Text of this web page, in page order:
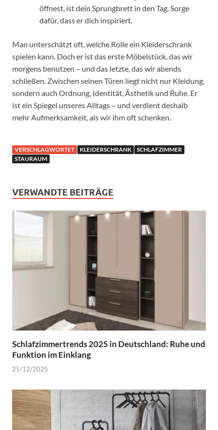
öffnest, ist dein Sprungbrett in den Tag. Sorge
dafür, dass er dich inspiriert.
Man unterschätzt oft, welche Rolle ein Kleiderschrank
spielen kann. Doch er ist das erste Möbelstück, das wir
morgens benutzen – und das letzte, das wir abends
schließen. Zwischen seinen Türen liegt nicht nur Kleidung,
sondern auch Ordnung, Identität, Ästhetik und Ruhe. Er
ist ein Spiegel unseres Alltags – und verdient deshalb
mehr Aufmerksamkeit, als wir ihm oft schenken.
VERSCHLAGWORTET KLEIDERSCHRANK
SCHLAFZIMMER
STAURAUM
VERWANDTE BEITRÄGE
Schlafzimmertrends 2025 in Deutschland: Ruhe und
Funktion im Einklang
25/12/2025